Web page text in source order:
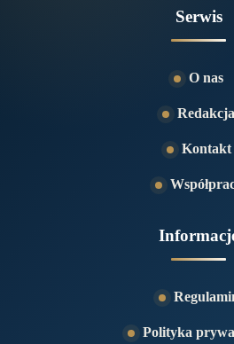
Serwis
O nas
Redakcja
Kontakt
Polityka